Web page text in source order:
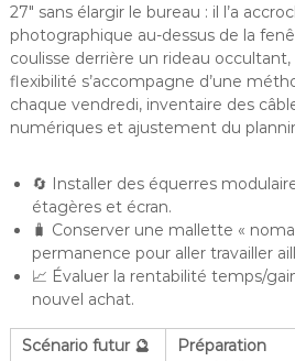
27″ sans élargir le bureau : il l’a
photographique au-dessus de la
coulisse derrière un rideau
flexibilité s’accompagne d’une
chaque vendredi, inventaire des
numériques et ajustement du
🔄 Installer des équerres
étagères et écran.
🧳 Conserver une mallette «
permanence pour aller travailler
📈 Évaluer la rentabilité temps/
nouvel achat.
Scénario futur 🔮
Préparation